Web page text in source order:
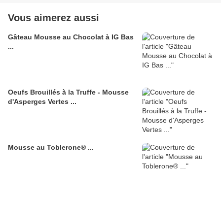
Vous aimerez aussi
Gâteau Mousse au Chocolat à IG Bas
...
Oeufs Brouillés à la Truffe - Mousse
d'Asperges Vertes ...
Mousse au Toblerone® ...